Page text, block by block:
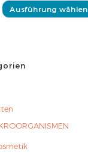
Ausführung wählen